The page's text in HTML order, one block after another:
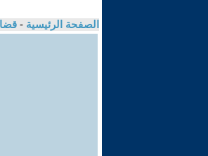
الصفحة الرئيسية -